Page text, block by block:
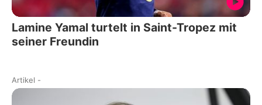
Lamine Yamal turtelt in Saint-Tropez mit
seiner Freundin
Artikel -